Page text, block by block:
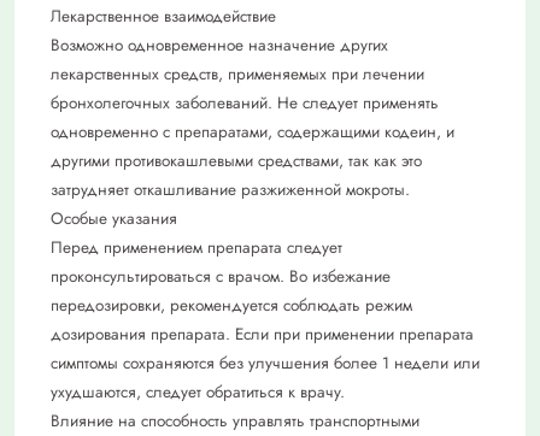
Лекарственное взаимодействие
Возможно одновременное назначение других
лекарственных средств, применяемых при лечении
бронхолегочных заболеваний. Не следует применять
одновременно с препаратами, содержащими кодеин, и
другими противокашлевыми средствами, так как это
затрудняет откашливание разжиженной мокроты.
Особые указания
Перед применением препарата следует
проконсультироваться с врачом. Во избежание
передозировки, рекомендуется соблюдать режим
дозирования препарата. Если при применении препарата
симптомы сохраняются без улучшения более 1 недели или
ухудшаются, следует обратиться к врачу.
Влияние на способность управлять транспортными